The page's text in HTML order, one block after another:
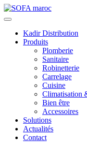
Kadir Distribution
Produits
Plomberie
Sanitaire
Robinetterie
Carrelage
Cuisine
Climatisation
Bien être
Accessoires
Solutions
Actualités
Contact